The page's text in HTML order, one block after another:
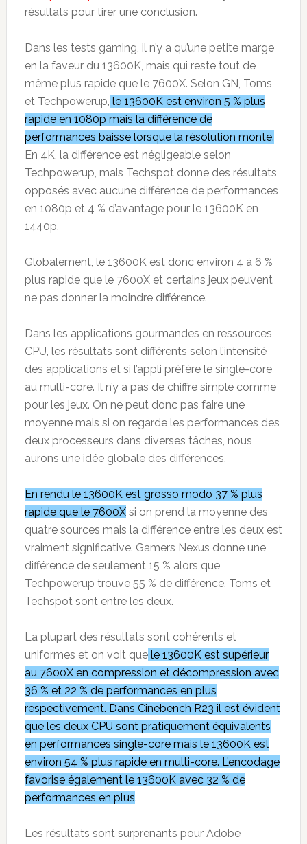
résultats pour tirer une conclusion.
Dans les tests gaming, il n’y a qu’une petite marge
en la faveur du 13600K, mais qui reste tout de
même plus rapide que le 7600X. Selon GN, Toms
et Techpowerup, le 13600K est environ 5 % plus
rapide en 1080p mais la différence de
performances baisse lorsque la résolution monte.
En 4K, la différence est négligeable selon
Techpowerup, mais Techspot donne des résultats
opposés avec aucune différence de performances
en 1080p et 4 % d’avantage pour le 13600K en
1440p.
Globalement, le 13600K est donc environ 4 à 6 %
plus rapide que le 7600X et certains jeux peuvent
ne pas donner la moindre différence.
Dans les applications gourmandes en ressources
CPU, les résultats sont différents selon l’intensité
des applications et si l’appli préfère le single-core
au multi-core. Il n’y a pas de chiffre simple comme
pour les jeux. On ne peut donc pas faire une
moyenne mais si on regarde les performances des
deux processeurs dans diverses tâches, nous
aurons une idée globale des différences.
En rendu le 13600K est grosso modo 37 % plus
rapide que le 7600Xsi on prend la moyenne des
quatre sources mais la différence entre les deux est
vraiment significative. Gamers Nexus donne une
différence de seulement 15 % alors que
Techpowerup trouve 55 % de différence. Toms et
Techspot sont entre les deux.
La plupart des résultats sont cohérents et
uniformes et on voit quele 13600K est supérieur
au 7600X en compression et décompression avec
36 % et 22 % de performances en plus
respectivement. Dans Cinebench R23 il est évident
que les deux CPU sont pratiquement équivalents
en performances single-core mais le 13600K est
environ 54 % plus rapide en multi-core. L’encodage
favorise également le 13600K avec 32 % de
performances en plus.
Les résultats sont surprenants pour Adobe